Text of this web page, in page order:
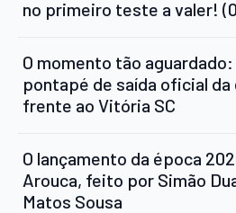
no primeiro teste a valer!
O momento tão aguardado:
pontapé de saída oficial
frente ao Vitória SC
O lançamento da época
Arouca, feito por Simão
Matos Sousa